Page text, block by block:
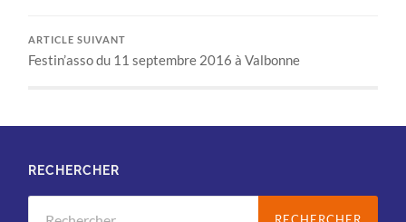
ARTICLE SUIVANT
Festin’asso du 11 septembre 2016 à Valbonne
RECHERCHER